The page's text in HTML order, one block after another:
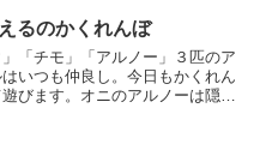
るのかくれんぼ
」「チモ」「アルノー」３匹のア
いつも仲良し。今日もかくれん
びます。オニのアルノーは隠れ